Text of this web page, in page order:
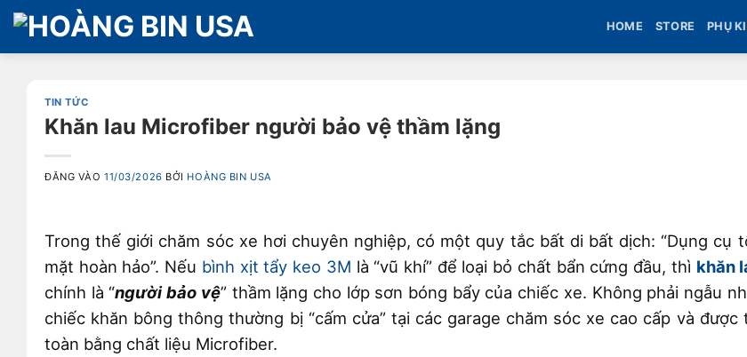
Bỏ
qua
nội
HOME STORE PHỤ
TIN TỨC
Khăn lau Microfiber người bảo vệ thầm lặng
ĐĂNG VÀO11/03/2026 BỞI HOÀNG BIN USA
Trong thế giới chăm sóc xe hơi chuyên nghiệp, có một quy tắc bất di bất dịch: “Dụng cụ
mặt hoàn hảo”. Nếu bình xịt tẩy keo 3M là “vũ khí” để loại bỏ chất bẩn cứng đầu, thì khăn
chính là “người bảo vệ” thầm lặng cho lớp sơn bóng bẩy của chiếc xe. Không phải ngẫu
chiếc khăn bông thông thường bị “cấm cửa” tại các garage chăm sóc xe cao cấp và được
toàn bằng chất liệu Microfiber.